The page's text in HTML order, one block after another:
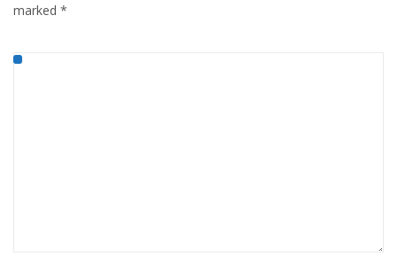
marked *